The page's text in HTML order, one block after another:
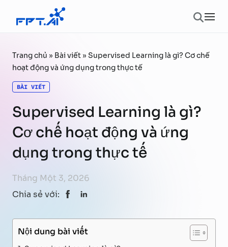
Chuyển đến phần nội dung
Trang chủ » Bài viết» Supervised Learning là gì? Cơ chế
hoạt động và ứng dụng trong thực tế
BÀI VIẾT
Supervised Learning là gì?
Cơ chế hoạt động và ứng
dụng trong thực tế
Tháng Một 3, 2026
Chia sẻ với:
Nội dung bài viết